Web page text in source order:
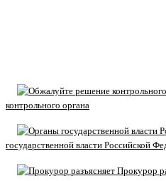
контрольного органа
государственной власти Российской
Прокурор